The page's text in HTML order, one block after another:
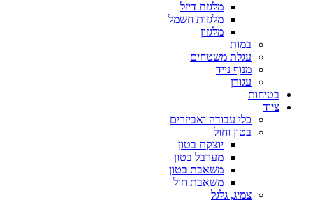
מלגזת דיזל
מלגזות חשמל
מלגזון
במות
עגלת משטחים
מנוף נייד
עגורן
בטיחות
ציוד
כלי עבודה ואביזרים
בטון וחול
יוצקת בטון
מערבל בטון
משאבת בטון
משאבת חול
צמיג, גלגל